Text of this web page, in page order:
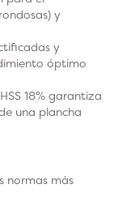
y
y
óptimo
18% garantiza
una plancha
normas más